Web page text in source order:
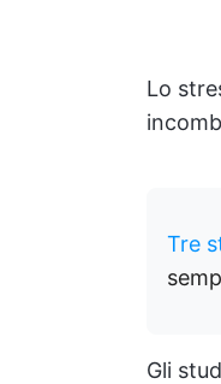
Lo
Tre
Gli